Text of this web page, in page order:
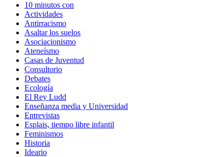
10 minutos con
Actividades
Antirracismo
Asaltar los suelos
Asociacionismo
Ateneísmo
Casas de Juventud
Consultorio
Debates
Ecología
El Rey Ludd
Enseñanza media y Universidad
Entrevistas
Esplais, tiempo libre infantil
Feminismos
Historia
Ideario